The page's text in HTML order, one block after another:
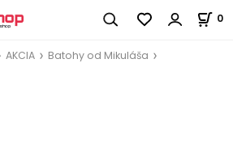
0
AKCIA Batohy od Mikuláša